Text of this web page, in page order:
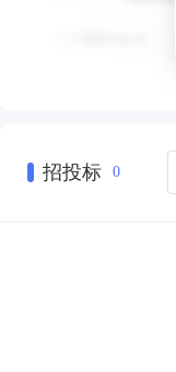
招投标 0